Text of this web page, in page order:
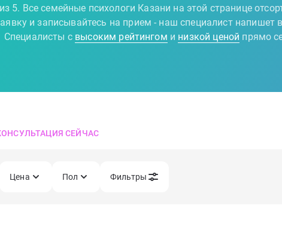
5. Все семейные психологи Казани на этой странице
и записывайтесь на прием - наш специалист напишет
Специалисты с высоким рейтингом и низкой ценой прямо
СЕЙЧАС
Цена Пол Фильтры